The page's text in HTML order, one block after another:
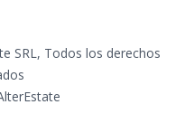
SRL, Todos los derechos